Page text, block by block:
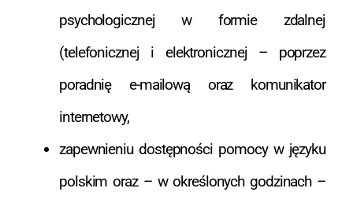
psychologicznej w formie zdalnej
(telefonicznej i elektronicznej – poprzez
poradnię e-mailową oraz komunikator
internetowy,
zapewnieniu dostępności pomocy w języku
polskim oraz – w określonych godzinach –